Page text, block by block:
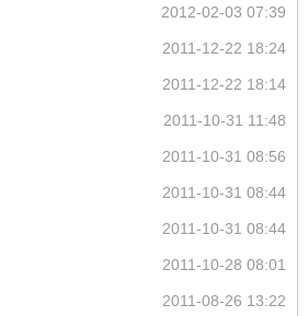
2012-02-03 07:39
2011-12-22 18:24
2011-12-22 18:14
2011-10-31 11:48
2011-10-31 08:56
2011-10-31 08:44
2011-10-31 08:44
2011-10-28 08:01
2011-08-26 13:22